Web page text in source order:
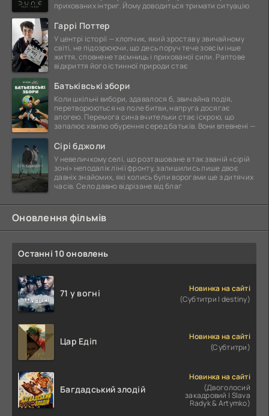
прихованих інтриг. Йому доводиться тримати ситуацію
Гаррі Поттер
У центрі історії — хлопчик, який зростав у звичайному
світі, не підозрюючи, що десь поруч тече зовсім інше
життя, сповнене таємниць і прихованої сили. Раптове
відкриття його істинної природи стає
Батьківські збори
Коли шкільні вибори, здавалося б, звичайна подія,
перетворюються на поле битви, напруга досягає
апогею. Перемога сина вчительки стає іскрою, що
запалює хвилю обурення серед батьків. Вони впевнені —
Сірі бджоли
У невеличкому селі, що розташоване в так званій «сірій
зоні» неподалік лінії фронту, залишились лише двоє
давніх знайомих, які колись були ворогами ще з дитячих
часів. Село давно відрізане від благ
Оновлення фільмів
Останні 10 оновлень
71 у вогні
Новинка на сайті
(Субтитри | destiny)
Цар Едіп
Новинка на сайті
(Субтитри)
Багдадський злодій
Новинка на сайті
(Двоголосий
закадровий | Slava
Radyk & Artymko)